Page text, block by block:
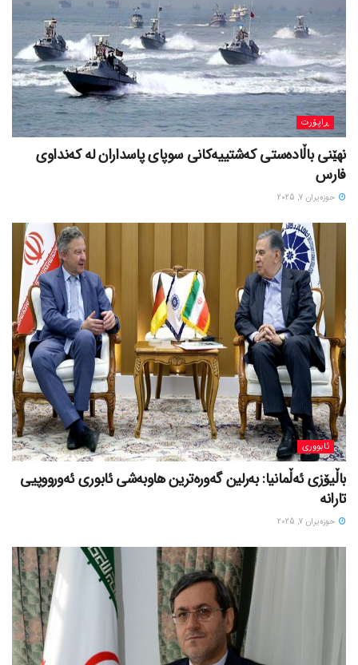
ڕاپۆرت
نهێنی باڵادەستی کەشتییەکانی سوپای پاسداران لە کەنداوی
فارس
حوزه‌یران 7, 2025
ئابووری
باڵیۆزی ئەڵمانیا: بەرلین گەورەترین هاوبەشی ئابوری ئەورووپیی
تارانە
حوزه‌یران 7, 2025